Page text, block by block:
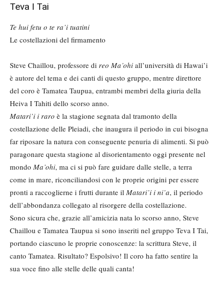
Teva I Tai
Te hui fetu o te ra’i tuatini
Le costellazioni del firmamento
Steve Chaillou, professore di reo Ma’ohi all’università di Hawai’i
è autore del tema e dei canti di questo gruppo, mentre direttore
del coro è Tamatea Taupua, entrambi membri della giuria della
Heiva I Tahiti dello scorso anno.
Matari’i i raro è la stagione segnata dal tramonto della
costellazione delle Pleiadi, che inaugura il periodo in cui bisogna
far riposare la natura con conseguente penuria di alimenti. Si può
paragonare questa stagione al disorientamento oggi presente nel
mondo Ma’ohi, ma ci si può fare guidare dalle stelle, a terra
come in mare, riconciliandosi con le proprie origini per essere
pronti a raccoglierne i frutti durante il Matari’i i ni’a, il periodo
dell’abbondanza collegato al risorgere della costellazione.
Sono sicura che, grazie all’amicizia nata lo scorso anno, Steve
Chaillou e Tamatea Taupua si sono inseriti nel gruppo Teva I Tai,
portando ciascuno le proprie conoscenze: la scrittura Steve, il
canto Tamatea. Risultato? Espolsivo! Il coro ha fatto sentire la
sua voce fino alle stelle delle quali canta!